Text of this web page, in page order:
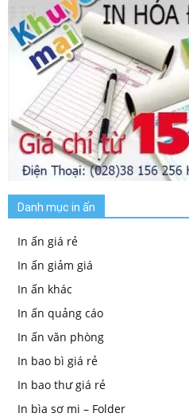
Danh mục in ấn
In ấn giá rẻ
In ấn giảm giá
In ấn khác
In ấn quảng cáo
In ấn văn phòng
In bao bì giá rẻ
In bao thư giá rẻ
In bìa sơ mi – Folder